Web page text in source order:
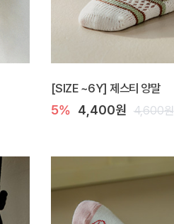
[SIZE ~6Y] 제스티 양말
5% 4,400원 4,600원